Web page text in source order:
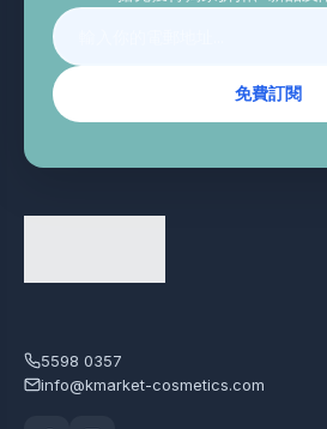
免費訂閱
5598 0357
info@kmarket-cosmetics.com